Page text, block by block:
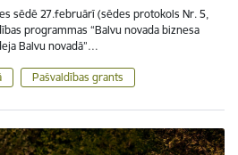
sēdē 27.februārī (sēdes protokols Nr. 5,
programmas “Balvu novada biznesa
Balvu novadā”…
Pašvaldības grants